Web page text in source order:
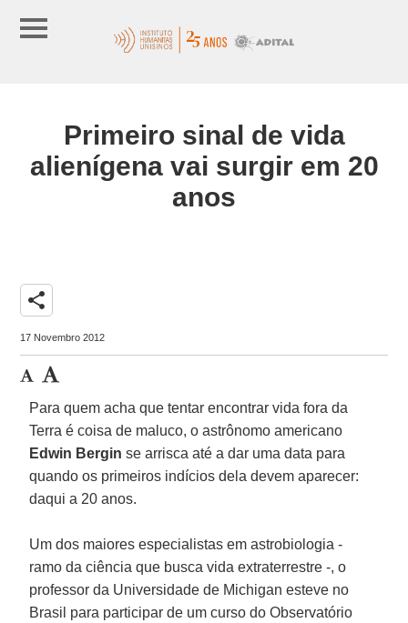
Primeiro sinal de vida
alienígena vai surgir em 20
anos
share
17 Novembro 2012
Para quem acha que tentar encontrar vida fora da
Terra é coisa de maluco, o astrônomo americano
Edwin Bergin se arrisca até a dar uma data para
quando os primeiros indícios dela devem aparecer:
daqui a 20 anos.
Um dos maiores especialistas em astrobiologia -
ramo da ciência que busca vida extraterrestre -, o
professor da Universidade de Michigan esteve no
Brasil para participar de um curso do Observatório